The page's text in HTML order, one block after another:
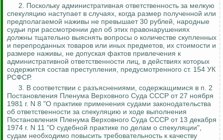
2. Поскольку административная ответственность за мелкую
спекуляцию наступает в случаях, когда размер полученной или
предполагаемой наживы не превышает 30 рублей, народные
судьи при рассмотрении дел об этих правонарушениях
должны тщательно выяснять вопросы о количестве скупленных
и перепроданных товаров или иных предметов, их стоимости и
размере наживы, не допуская фактов привлечения к
административной ответственности лиц, в действиях которых
содержится состав преступления, предусмотренного ст. 154 УК
РСФСР.
3. В соответствии с разъяснениями, содержащимися в п. 2
Постановления Пленума Верховного Суда СССР от 27 ноября
1981 г. N 8 "О практике применения судами законодательства
об ответственности за спекуляцию и ходе выполнения
Постановления Пленума Верховного Суда СССР от 13 декабря
1974 г. N 11 "О судебной практике по делам о спекуляции",
судам необходимо повысить требовательность к качеству